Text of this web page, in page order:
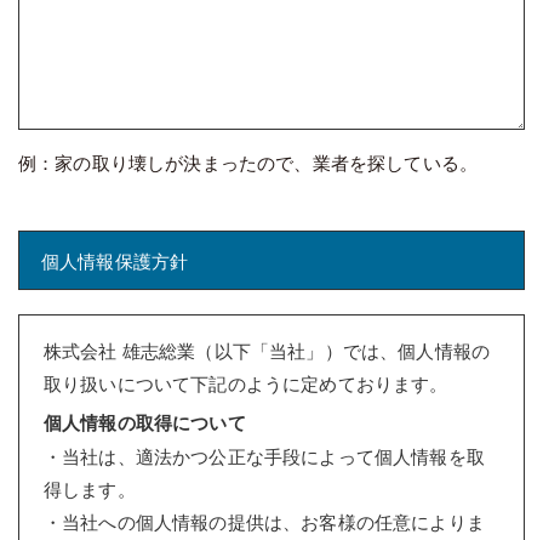
例：家の取り壊しが決まったので、業者を探している。
個人情報保護方針
株式会社 雄志総業（以下「当社」）では、個人情報の
取り扱いについて下記のように定めております。
個人情報の取得について
・当社は、適法かつ公正な手段によって個人情報を取
得します。
・当社への個人情報の提供は、お客様の任意によりま